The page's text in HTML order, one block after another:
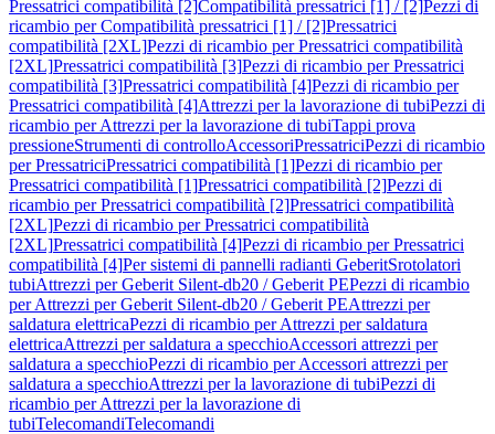
Pressatrici compatibilità [2]Compatibilità pressatrici [1] / [2]Pezzi di
ricambio per Compatibilità pressatrici [1] / [2]Pressatrici
compatibilità [2XL]Pezzi di ricambio per Pressatrici compatibilità
[2XL]Pressatrici compatibilità [3]Pezzi di ricambio per Pressatrici
compatibilità [3]Pressatrici compatibilità [4]Pezzi di ricambio per
Pressatrici compatibilità [4]Attrezzi per la lavorazione di tubiPezzi di
ricambio per Attrezzi per la lavorazione di tubiTappi prova
pressioneStrumenti di controlloAccessoriPressatriciPezzi di ricambio
per PressatriciPressatrici compatibilità [1]Pezzi di ricambio per
Pressatrici compatibilità [1]Pressatrici compatibilità [2]Pezzi di
ricambio per Pressatrici compatibilità [2]Pressatrici compatibilità
[2XL]Pezzi di ricambio per Pressatrici compatibilità
[2XL]Pressatrici compatibilità [4]Pezzi di ricambio per Pressatrici
compatibilità [4]Per sistemi di pannelli radianti GeberitSrotolatori
tubiAttrezzi per Geberit Silent-db20 / Geberit PEPezzi di ricambio
per Attrezzi per Geberit Silent-db20 / Geberit PEAttrezzi per
saldatura elettricaPezzi di ricambio per Attrezzi per saldatura
elettricaAttrezzi per saldatura a specchioAccessori attrezzi per
saldatura a specchioPezzi di ricambio per Accessori attrezzi per
saldatura a specchioAttrezzi per la lavorazione di tubiPezzi di
ricambio per Attrezzi per la lavorazione di
tubiTelecomandiTelecomandi